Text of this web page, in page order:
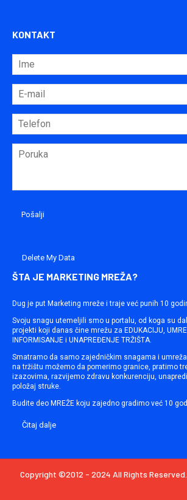
KONTAKT
Delete My Data
ŠTA JE MARKETING MREŽA?
Dug je put Marketing mreže i traje već punih 10
Svoju snagu utemeljili smo u portalu, od koga su
projekti koji danas čine mrežu za EDUKACIJU,
INFORMISANJE i UNAPREĐENJE TRŽIŠTA.
Smatramo da samo zajedničkim snagama i
na tržištu možemo da pomerimo granice, pratimo
izazovima, razvijemo zdravu konkurenciju,
položaj struke.
Budite deo MREŽE koju zajedno gradimo već 10
Čitaj dalje
Copyright ©2012 - 2024 All Rights